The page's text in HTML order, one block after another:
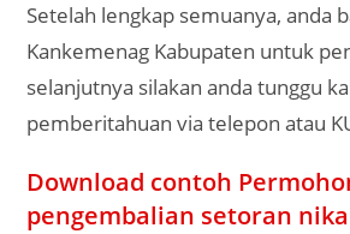
Setelah lengkap semuanya, anda
Kankemenag Kabupaten untuk
selanjutnya silakan anda tunggu
pemberitahuan via telepon atau
Download contoh
pengembalian setoran